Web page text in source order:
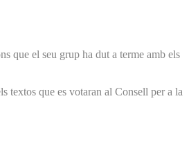
que el seu grup ha dut a terme amb els
textos que es votaran al Consell per a la